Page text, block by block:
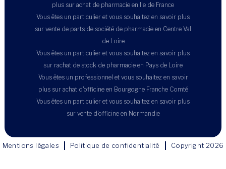
plus sur achat de pharmacie en Ile de France
Vous êtes un particulier et vous souhaitez en savoir plus
sur vente de parts de société de pharmacie en Centre Val
de Loire
Vous êtes un particulier et vous souhaitez en savoir plus
sur rachat de stock de pharmacie en Pays de Loire
Vous êtes un professionnel et vous souhaitez en savoir
plus sur achat d'officine en Bourgogne Franche Comté
Vous êtes un particulier et vous souhaitez en savoir plus
sur vente d'officine en Normandie
Mentions légales Politique de confidentialité Copyright 2026